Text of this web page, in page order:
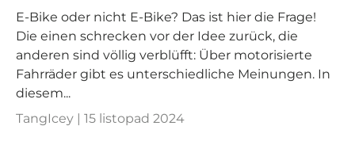
E-Bike oder nicht E-Bike? Das ist hier die Frage!
Die einen schrecken vor der Idee zurück, die
anderen sind völlig verblüfft: Über motorisierte
Fahrräder gibt es unterschiedliche Meinungen. In
diesem...
TangIcey | 15 listopad 2024